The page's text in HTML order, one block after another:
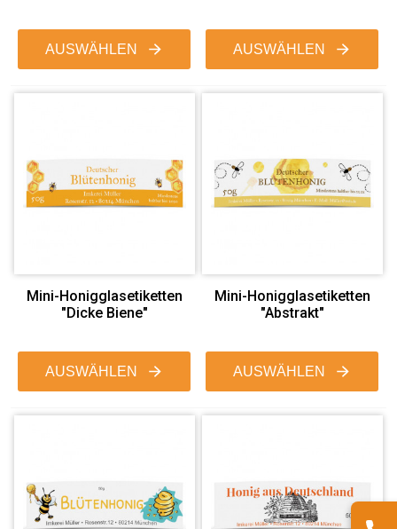
AUSWÄHLEN AUSWÄHLEN
Mini-Honigglasetiketten
"Dicke Biene"
AUSWÄHLEN
Mini-Honigglasetiketten
"Abstrakt"
AUSWÄHLEN